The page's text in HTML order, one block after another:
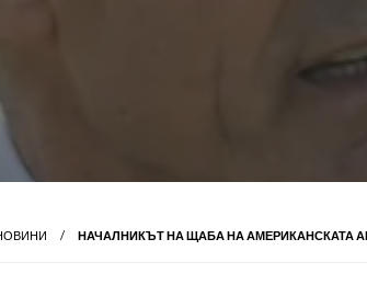
НАЧАЛНИКЪТ НА ЩАБА НА АМЕРИКАНСКАТА